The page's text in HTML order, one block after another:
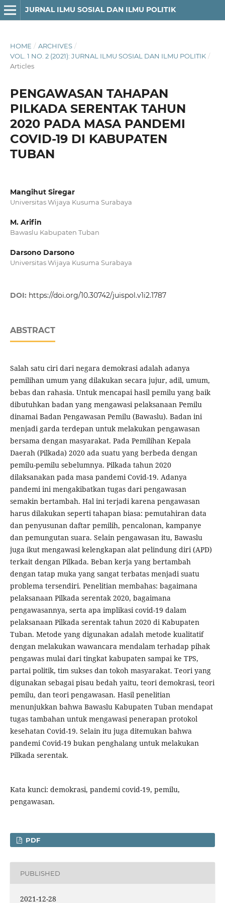
JURNAL ILMU SOSIAL DAN ILMU POLITIK
HOME / ARCHIVES /
VOL. 1 NO. 2 (2021): JURNAL ILMU SOSIAL DAN ILMU POLITIK /
Articles
PENGAWASAN TAHAPAN
PILKADA SERENTAK TAHUN
2020 PADA MASA PANDEMI
COVID-19 DI KABUPATEN
TUBAN
Mangihut Siregar
Universitas Wijaya Kusuma Surabaya
M. Arifin
Bawaslu Kabupaten Tuban
Darsono Darsono
Universitas Wijaya Kusuma Surabaya
DOI: https://doi.org/10.30742/juispol.v1i2.1787
ABSTRACT
Salah satu ciri dari negara demokrasi adalah adanya
pemilihan umum yang dilakukan secara jujur, adil, umum,
bebas dan rahasia. Untuk mencapai hasil pemilu yang baik
dibutuhkan badan yang mengawasi pelaksanaan Pemilu
dinamai Badan Pengawasan Pemilu (Bawaslu). Badan ini
menjadi garda terdepan untuk melakukan pengawasan
bersama dengan masyarakat. Pada Pemilihan Kepala
Daerah (Pilkada) 2020 ada suatu yang berbeda dengan
pemilu-pemilu sebelumnya. Pilkada tahun 2020
dilaksanakan pada masa pandemi Covid-19. Adanya
pandemi ini mengakibatkan tugas dari pengawasan
semakin bertambah. Hal ini terjadi karena pengawasan
harus dilakukan seperti tahapan biasa: pemutahiran data
dan penyusunan daftar pemilih, pencalonan, kampanye
dan pemungutan suara. Selain pengawasan itu, Bawaslu
juga ikut mengawasi kelengkapan alat pelindung diri (APD)
terkait dengan Pilkada. Beban kerja yang bertambah
dengan tatap muka yang sangat terbatas menjadi suatu
problema tersendiri. Penelitian membahas: bagaimana
pelaksanaan Pilkada serentak 2020, bagaimana
pengawasannya, serta apa implikasi covid-19 dalam
pelaksanaan Pilkada serentak tahun 2020 di Kabupaten
Tuban. Metode yang digunakan adalah metode kualitatif
dengan melakukan wawancara mendalam terhadap pihak
pengawas mulai dari tingkat kabupaten sampai ke TPS,
partai politik, tim sukses dan tokoh masyarakat. Teori yang
digunakan sebagai pisau bedah yaitu, teori demokrasi, teori
pemilu, dan teori pengawasan. Hasil penelitian
menunjukkan bahwa Bawaslu Kabupaten Tuban mendapat
tugas tambahan untuk mengawasi penerapan protokol
kesehatan Covid-19. Selain itu juga ditemukan bahwa
pandemi Covid-19 bukan penghalang untuk melakukan
Pilkada serentak.
Kata kunci: demokrasi, pandemi covid-19, pemilu,
pengawasan.
PDF
PUBLISHED
2021-12-28